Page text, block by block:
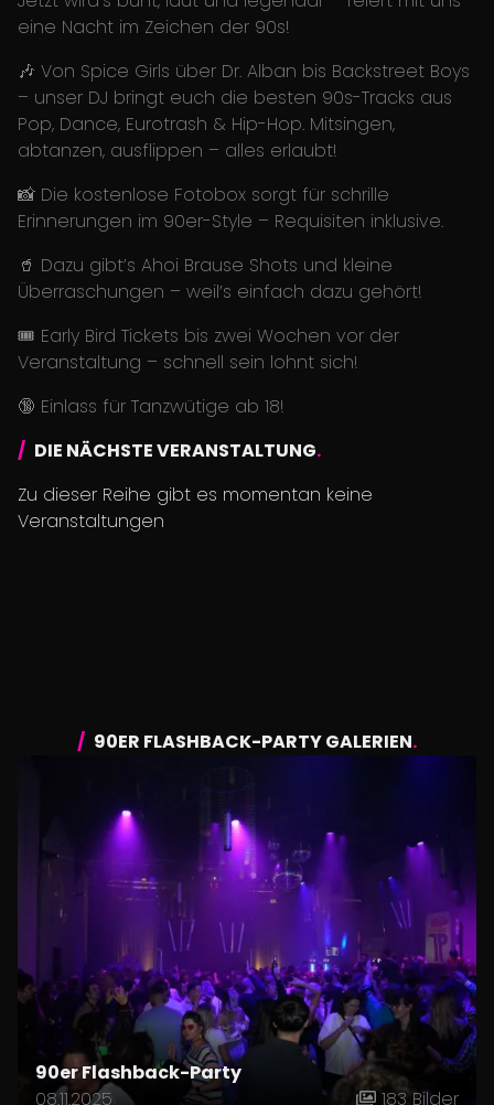
eine Nacht im Zeichen der 90s!
🎶 Von Spice Girls über Dr. Alban bis Backstreet Boys
– unser DJ bringt euch die besten 90s-Tracks aus
Pop, Dance, Eurotrash & Hip-Hop. Mitsingen,
abtanzen, ausflippen – alles erlaubt!
📸 Die kostenlose Fotobox sorgt für schrille
Erinnerungen im 90er-Style – Requisiten inklusive.
🥤 Dazu gibt’s Ahoi Brause Shots und kleine
Überraschungen – weil’s einfach dazu gehört!
🎟️ Early Bird Tickets bis zwei Wochen vor der
Veranstaltung – schnell sein lohnt sich!
🔞 Einlass für Tanzwütige ab 18!
DIE NÄCHSTE VERANSTALTUNG
Zu dieser Reihe gibt es momentan keine
Veranstaltungen
90ER FLASHBACK-PARTY GALERIEN
90er Flashback-Party
08.11.2025
183 Bilder